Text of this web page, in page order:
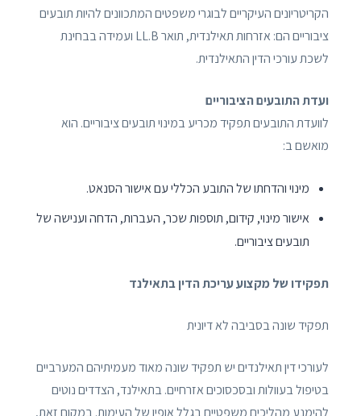
הקריטריונים העיקריים לבוגרי משפטים המתכוונים להיות תובעים
ציבוריים הם: אזרחות תאילנדית, תואר LL.B ועמידה בבחינת
לשכת עורכי הדין התאילנדית.
ועדת התובעים הציבוריים
לוועדת התובעים תפקיד מכריע במינוי תובעים ציבוריים. הוא
מואשם ב:
מינוי והדחתו של התובע הכללי עם אישור הסנאט.
אישור מינוי, קידום, תוספות שכר, העברות, הדחה וענישה של
תובעים ציבוריים.
תפקידו של מקצוע עריכת הדין בתאילנד
תפקיד שונה בסביבה לא דיונית
לעורכי דין תאילנדים יש תפקיד שונה מאוד מעמיתיהם המערביים
בטיפול בעוולות ובסכסוכים אזרחיים. בתאילנד, הצדדים נוטים
להימנע מהליכים משפטיים בגלל אופיו של העימות. במקום זאת,